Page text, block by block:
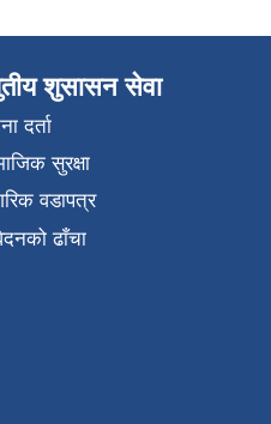
शुसासन सेवा
दर्ता
सुरक्षा
वडापत्र
ढाँचा